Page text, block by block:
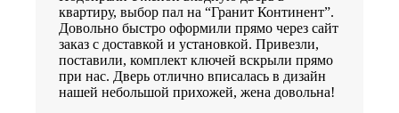
квартиру, выбор пал на “Гранит Континент”.
Довольно быстро оформили прямо через сайт
заказ с доставкой и установкой. Привезли,
поставили, комплект ключей вскрыли прямо
при нас. Дверь отлично вписалась в дизайн
нашей небольшой прихожей, жена довольна!